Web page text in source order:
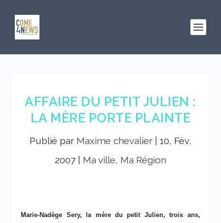
AFFAIRE DU PETIT JULIEN :
LA MÈRE PORTE PLAINTE
Publié par Maxime chevalier
10, Fév,
2007
Ma ville, Ma Région
Marie-Nadège Sery, la mère du petit Julien, trois ans,